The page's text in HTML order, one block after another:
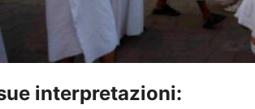
interpretazioni: